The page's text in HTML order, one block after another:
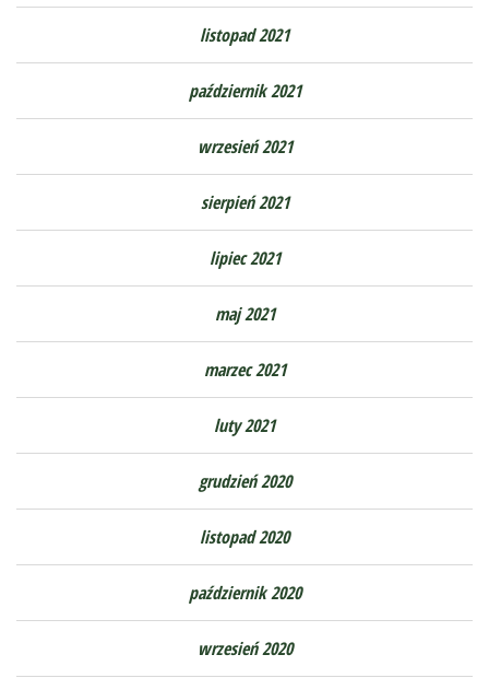
listopad 2021
październik 2021
wrzesień 2021
sierpień 2021
lipiec 2021
maj 2021
marzec 2021
luty 2021
grudzień 2020
listopad 2020
październik 2020
wrzesień 2020